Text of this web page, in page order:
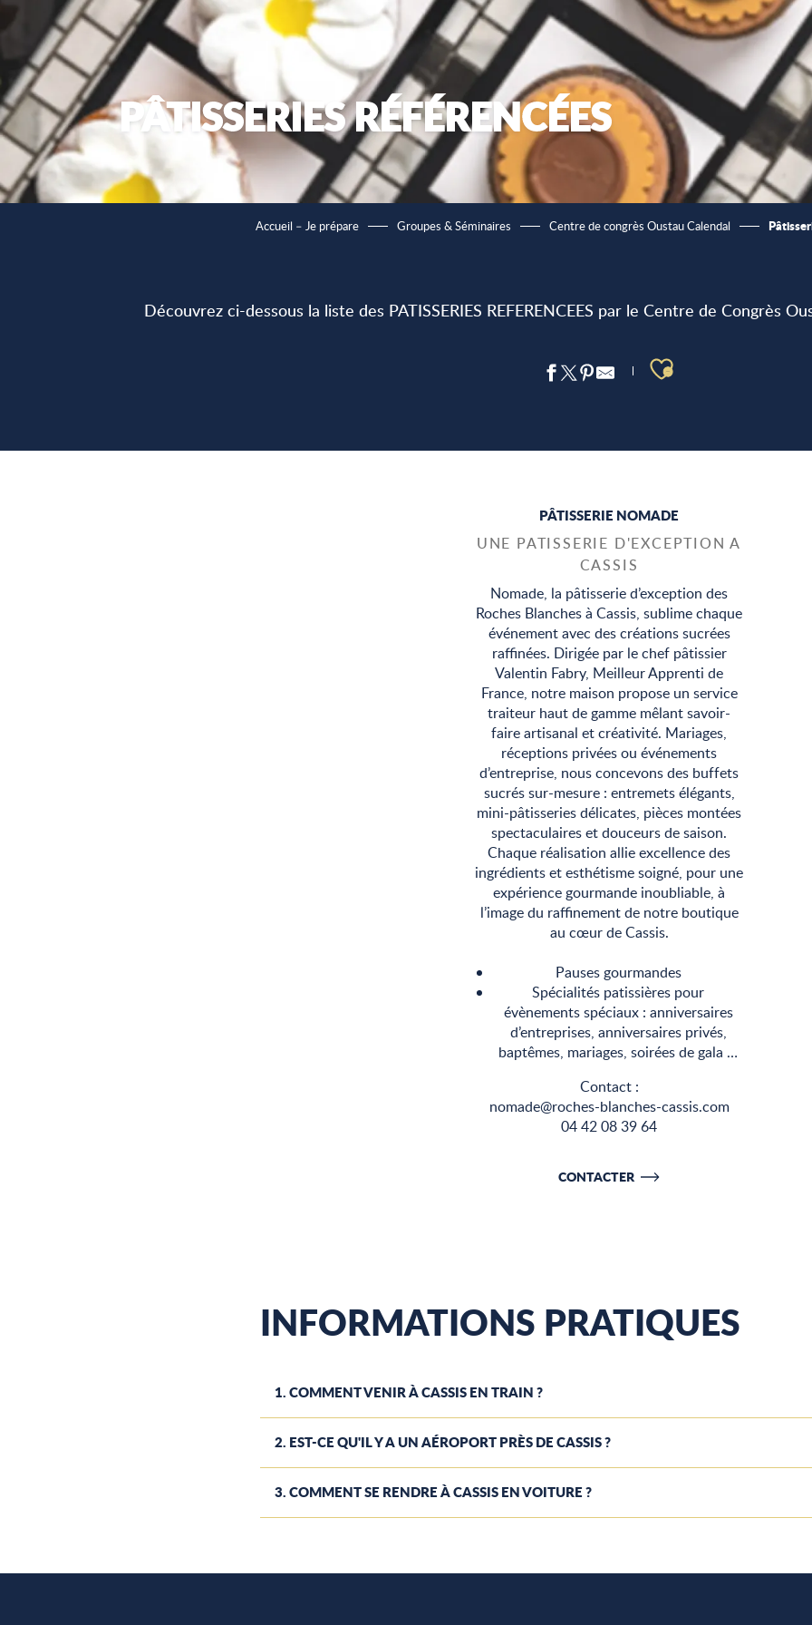
PÂTISSERIES RÉFÉRENCÉES
Accueil – Je prépare Groupes & Séminaires Centre de congrès Oustau Calendal
Découvrez ci-dessous la liste des PATISSERIES REFERENCEES par le Centre de Congrès
Ajouter aux
PÂTISSERIE NOMADE
UNE PATISSERIE D'EXCEPTION A
CASSIS
Nomade, la pâtisserie d’exception des
Roches Blanches à Cassis, sublime chaque
événement avec des créations sucrées
raffinées. Dirigée par le chef pâtissier
Valentin Fabry, Meilleur Apprenti de
France, notre maison propose un service
traiteur haut de gamme mêlant savoir-
faire artisanal et créativité. Mariages,
réceptions privées ou événements
d’entreprise, nous concevons des buffets
sucrés sur-mesure : entremets élégants,
mini-pâtisseries délicates, pièces montées
spectaculaires et douceurs de saison.
Chaque réalisation allie excellence des
ingrédients et esthétisme soigné, pour une
expérience gourmande inoubliable, à
l’image du raffinement de notre boutique
au cœur de Cassis.
Pauses gourmandes
Spécialités patissières pour
évènements spéciaux : anniversaires
d’entreprises, anniversaires privés,
baptêmes, mariages, soirées de gala …
Contact :
nomade@roches-blanches-cassis.com
04 42 08 39 64
CONTACTER
INFORMATIONS PRATIQUES
1. COMMENT VENIR À CASSIS EN TRAIN ?
2. EST-CE QU'IL Y A UN AÉROPORT PRÈS DE CASSIS ?
3. COMMENT SE RENDRE À CASSIS EN VOITURE ?